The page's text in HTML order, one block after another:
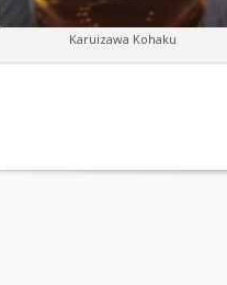
Karuizawa Kohaku